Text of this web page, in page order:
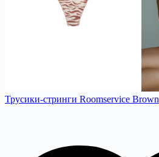
Трусики-стринги Roomservice Brown